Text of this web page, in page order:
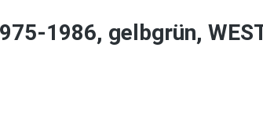
1986, gelbgrün,